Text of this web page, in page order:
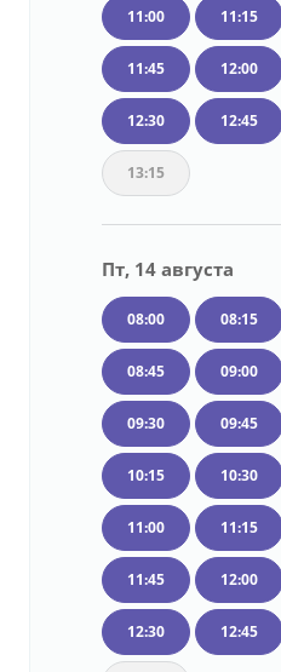
11:00 11:15
11:45 12:00
12:30 12:45
13:15
Пт, 14 августа
08:00 08:15
08:45 09:00
09:30 09:45
10:15 10:30
11:00 11:15
11:45 12:00
12:30 12:45